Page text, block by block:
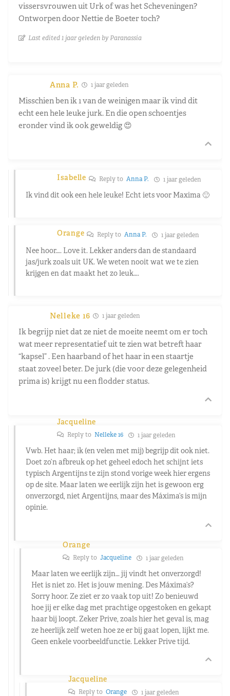
vissersvrouwen uit Urk of was het Scheveningen?
Ontworpen door Nettie de Boeter toch?
Last edited 1 jaar geleden by Paranassia
Anna P. 1 jaar geleden
Misschien ben ik 1 van de weinigen maar ik vind dit
echt een hele leuke jurk. En die open schoentjes
eronder vind ik ook geweldig 😍
Isabelle Reply to Anna P. 1 jaar geleden
Ik vind dit ook een hele leuke! Echt iets voor Maxima 🙂
Orange Reply toAnna P. 1 jaar geleden
Nee hoor…. Love it. Lekker anders dan de standaard
jas/jurk zoals uit UK. We weten nooit wat we te zien
krijgen en dat maakt het zo leuk….
Nelleke 16 1 jaar geleden
Ik begrijp niet dat ze niet de moeite neemt om er toch
wat meer representatief uit te zien wat betreft haar
“kapsel” . Een haarband of het haar in een staartje
staat zoveel beter. De jurk (die voor deze gelegenheid
prima is) krijgt nu een flodder status.
Jacqueline
Reply to Nelleke 16 1 jaar geleden
Vwb. Het haar; ik (en velen met mij) begrijp dit ook niet.
Doet zo’n afbreuk op het geheel edoch het schijnt iets
typisch Argentijns te zijn stond vorige week hier ergens
op de site. Maar laten we eerlijk zijn het is gewoon erg
onverzorgd, niet Argentijns, maar des Máxima’s is mijn
opinie.
Orange
Reply to Jacqueline 1 jaar geleden
Maar laten we eerlijk zijn… jij vindt het onverzorgd!
Het is niet zo. Het is jouw mening. Des Máxima’s?
Sorry hoor. Ze ziet er zo vaak top uit! Zo benieuwd
hoe jij er elke dag met prachtige opgestoken en gekapt
haar bij loopt. Zeker Prive, zoals hier het geval is, mag
ze heerlijk zelf weten hoe ze er bij gaat lopen, lijkt me.
Geen enkele voorbeeldfunctie. Lekker Prive tijd.
Jacqueline
Reply to Orange 1 jaar geleden